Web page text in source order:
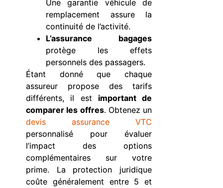
Une garantie véhicule de
remplacement assure la
continuité de l’activité.
L’assurance bagages
protège les effets
personnels des passagers.
Étant donné que chaque
assureur propose des tarifs
différents, il est important de
comparer les offres. Obtenez un
devis assurance VTC
personnalisé pour évaluer
l’impact des options
complémentaires sur votre
prime. La protection juridique
coûte généralement entre 5 et